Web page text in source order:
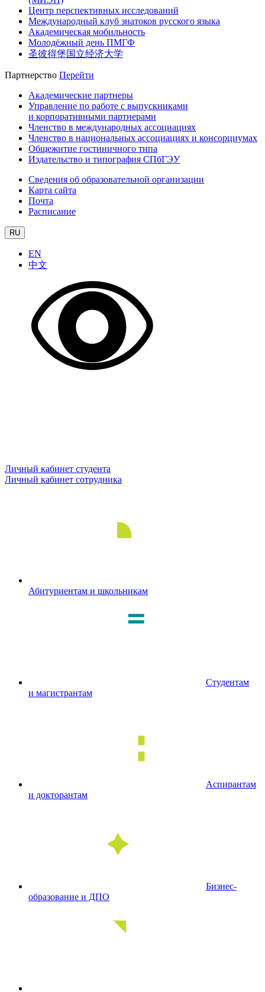
Центр перспективных исследований
Международный клуб знатоков русского языка
Академическая мобильность
Молодёжный день ПМГФ
圣彼得堡国立经济大学
Партнерство Перейти
Академические партнеры
Управление по работе с выпускниками
и корпоративными партнерами
Членство в международных ассоциациях
Членство в национальных ассоциациях и консорциумах
Общежитие гостиничного типа
Издательство и типография СПбГЭУ
Сведения об образовательной организации
Карта сайта
Почта
Расписание
RU
EN
中文
Личный кабинет студента
Личный кабинет сотрудника
Абитуриентам и школьникам
Студентам
и магистрантам
Аспирантам
и докторантам
Бизнес-
образование и ДПО